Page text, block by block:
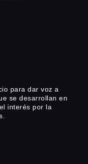
para dar voz a
se desarrollan en
interés por la